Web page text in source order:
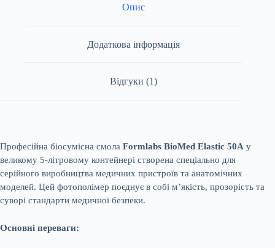
Опис
Додаткова інформація
Відгуки (1)
Професійна біосумісна смола Formlabs BioMed Elastic 50A у
великому 5-літровому контейнері створена спеціально для
серійного виробництва медичних пристроїв та анатомічних
моделей. Цей фотополімер поєднує в собі м’якість, прозорість та
суворі стандарти медичної безпеки.
Основні переваги: